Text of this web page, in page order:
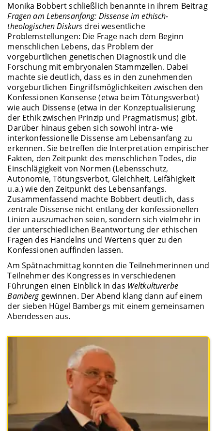
Monika Bobbert schließlich benannte in ihrem Beitrag
Fragen am Lebensanfang: Dissense im ethisch-
theologischen Diskurs drei wesentliche
Problemstellungen: Die Frage nach dem Beginn
menschlichen Lebens, das Problem der
vorgeburtlichen genetischen Diagnostik und die
Forschung mit embryonalen Stammzellen. Dabei
machte sie deutlich, dass es in den zunehmenden
vorgeburtlichen Eingriffsmöglichkeiten zwischen den
Konfessionen Konsense (etwa beim Tötungsverbot)
wie auch Dissense (etwa in der Konzeptualisierung
der Ethik zwischen Prinzip und Pragmatismus) gibt.
Darüber hinaus geben sich sowohl intra- wie
interkonfessionelle Dissense am Lebensanfang zu
erkennen. Sie betreffen die Interpretation empirischer
Fakten, den Zeitpunkt des menschlichen Todes, die
Einschlägigkeit von Normen (Lebensschutz,
Autonomie, Tötungsverbot, Gleichheit, Leifähigkeit
u.a.) wie den Zeitpunkt des Lebensanfangs.
Zusammenfassend machte Bobbert deutlich, dass
zentrale Dissense nicht entlang der konfessionellen
Linien auszumachen seien, sondern sich vielmehr in
der unterschiedlichen Beantwortung der ethischen
Fragen des Handelns und Wertens quer zu den
Konfessionen auffinden lassen.
Am Spätnachmittag konnten die Teilnehmerinnen und
Teilnehmer des Kongresses in verschiedenen
Führungen einen Einblick in das Weltkulturerbe
Bamberggewinnen. Der Abend klang dann auf einem
der sieben Hügel Bambergs mit einem gemeinsamen
Abendessen aus.